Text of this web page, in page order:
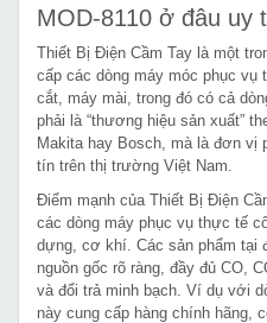
MOD-8110 ở đâu uy
Thiết Bị Điện Cầm Tay là một
cấp các dòng máy móc phục vụ
cắt, máy mài, trong đó có cả
phải là “thương hiệu sản xuất”
Makita hay Bosch, mà là đơn vị
tín trên thị trường Việt Nam.
Điểm mạnh của Thiết Bị Điện
các dòng máy phục vụ thực tế
dựng, cơ khí. Các sản phẩm
nguồn gốc rõ ràng, đầy đủ CO,
và đổi trả minh bạch. Ví dụ với
này cung cấp hàng chính hãng,